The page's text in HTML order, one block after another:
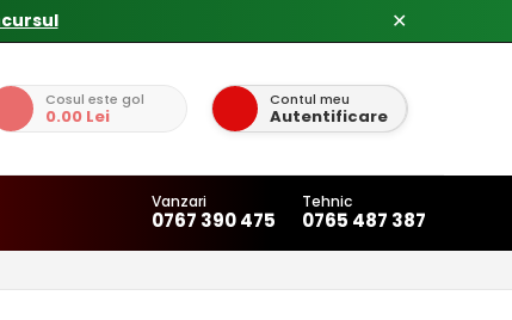
✕
Cosul este gol
0.00 Lei
Contul meu
Autentificare
Vanzari
0767 390 475
Tehnic
0765 487 387